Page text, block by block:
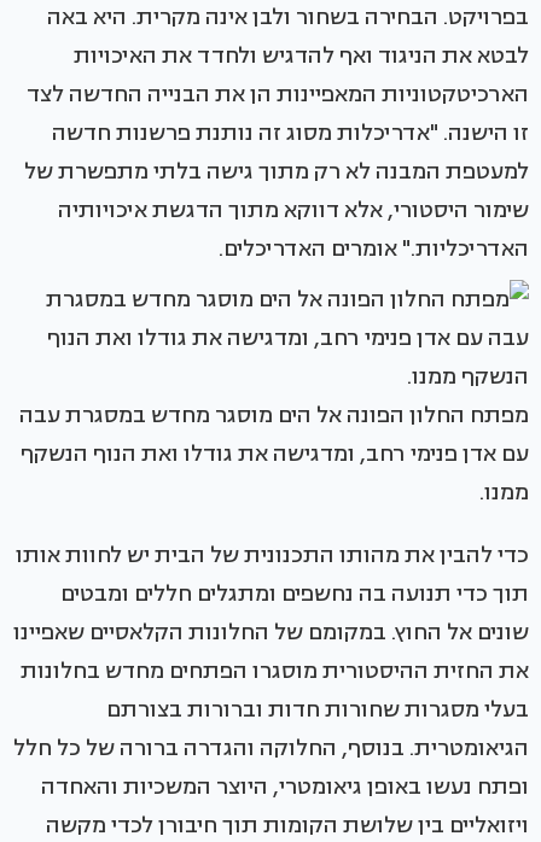
בפרויקט. הבחירה בשחור ולבן אינה מקרית. היא באה
לבטא את הניגוד ואף להדגיש ולחדד את האיכויות
הארכיטקטוניות המאפיינות הן את הבנייה החדשה לצד
זו הישנה. "אדריכלות מסוג זה נותנת פרשנות חדשה
למעטפת המבנה לא רק מתוך גישה בלתי מתפשרת של
שימור היסטורי, אלא דווקא מתוך הדגשת איכויותיה
האדריכליות." אומרים האדריכלים.
מפתח החלון הפונה אל הים מוסגר מחדש במסגרת עבה
עם אדן פנימי רחב, ומדגישה את גודלו ואת הנוף הנשקף
ממנו.
כדי להבין את מהותו התכנונית של הבית יש לחוות אותו
תוך כדי תנועה בה נחשפים ומתגלים חללים ומבטים
שונים אל החוץ. במקומם של החלונות הקלאסיים שאפיינו
את החזית ההיסטורית מוסגרו הפתחים מחדש בחלונות
בעלי מסגרות שחורות חדות וברורות בצורתם
הגיאומטרית. בנוסף, החלוקה והגדרה ברורה של כל חלל
ופתח נעשו באופן גיאומטרי, היוצר המשכיות והאחדה
ויזואליים בין שלושת הקומות תוך חיבורן לכדי מקשה